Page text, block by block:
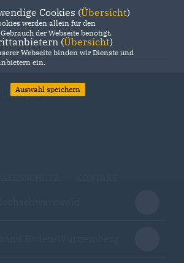
Uhr
Löffingen
Cookies (Übersicht)
werden allein für den
der Webseite benötigt.
(Übersicht)
Webseite binden wir Dienste und
ein.
Auswahl speichern